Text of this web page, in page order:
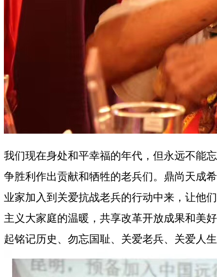
我们现在身处和平幸福的年代，但永远不能
争胜利作出贡献和牺牲的老兵们。鼎尚天成
业家加入到关爱抗战老兵的行动中来，让他
主义大家庭的温暖，共享改革开放成果和美
起铭记历史、勿忘国耻、关爱老兵、关爱人